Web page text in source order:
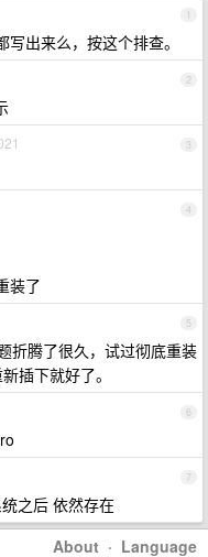
1
出来么，按这个排查。
2
3
4
装了
5
折腾了很久，试过彻底重装
插下就好了。
6
7
之后 依然存在
About · Language